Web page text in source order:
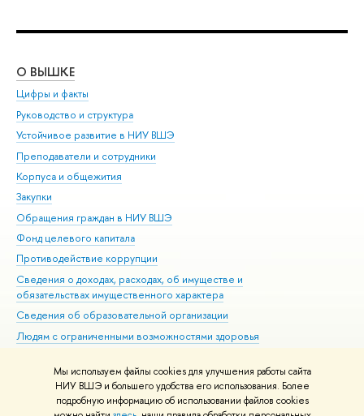
Мы используем файлы cookies для улучшения работы сайта
НИУ ВШЭ и большего удобства его использования. Более
подробную информацию об использовании файлов cookies
О ВЫШКЕ
Цифры и факты
Руководство и структура
Устойчивое развитие в НИУ ВШЭ
Преподаватели и сотрудники
Корпуса и общежития
Закупки
Обращения граждан в НИУ ВШЭ
Фонд целевого капитала
Противодействие коррупции
Сведения о доходах, расходах, об имуществе и
обязательствах имущественного характера
Сведения об образовательной организации
Людям с ограниченными возможностями здоровья
Работа в Вышке